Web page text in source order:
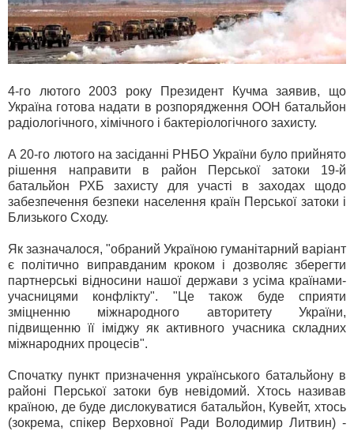
4-го лютого 2003 року Президент Кучма заявив, що
Україна готова надати в розпорядження ООН батальйон
радіологічного, хімічного і бактеріологічного захисту.
А 20-го лютого на засіданні РНБО України було прийнято
рішення направити в район Перської затоки 19-й
батальйон РХБ захисту для участі в заходах щодо
забезпечення безпеки населення країн Перської затоки і
Близького Сходу.
Як зазначалося, "обраний Україною гуманітарний варіант
є політично виправданим кроком і дозволяє зберегти
партнерські відносини нашої держави з усіма країнами-
учасницями конфлікту". "Це також буде сприяти
зміцненню міжнародного авторитету України,
підвищенню її іміджу як активного учасника складних
міжнародних процесів".
Спочатку пункт призначення українського батальйону в
районі Перської затоки був невідомий. Хтось називав
країною, де буде дислокуватися батальйон, Кувейт, хтось
(зокрема, спікер Верховної Ради Володимир Литвин) -